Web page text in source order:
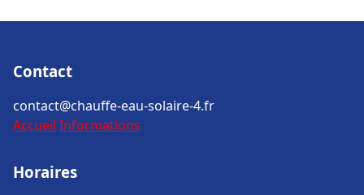
Contact
contact@chauffe-eau-solaire-4.fr
Accueil Informations
Horaires